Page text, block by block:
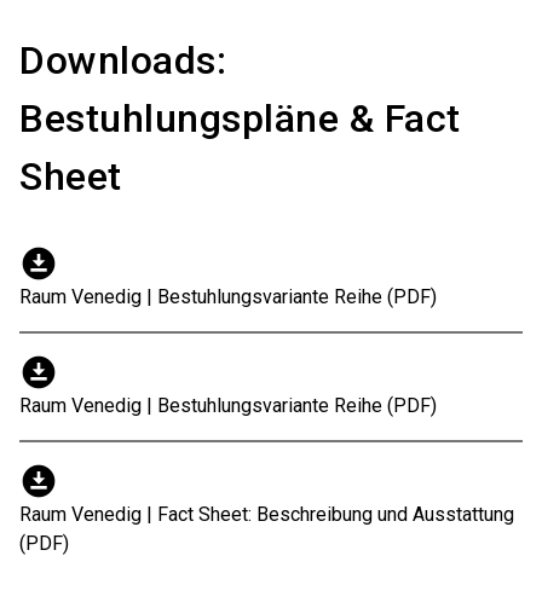
Downloads:
Bestuhlungspläne & Fact
Sheet
download_for_offline
Raum Venedig | Bestuhlungsvariante Reihe (PDF)
download_for_offline
Raum Venedig | Bestuhlungsvariante Reihe (PDF)
download_for_offline
Raum Venedig | Fact Sheet: Beschreibung und Ausstattung
(PDF)